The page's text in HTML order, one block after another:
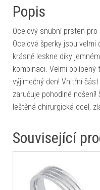
Popis
Ocelový snubní prsten
Ocelové šperky jsou
krásně leskne díky
kombinaci. Velmi
výjimečný den! Vnitřní
zaručuje pohodlné
leštěná chirurgická ocel,
Související